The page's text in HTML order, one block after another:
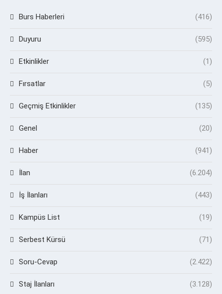
Burs Haberleri (416)
Duyuru (595)
Etkinlikler (1)
Fırsatlar (5)
Geçmiş Etkinlikler (135)
Genel (20)
Haber (941)
İlan (6.204)
İş İlanları (443)
Kampüs List (19)
Serbest Kürsü (71)
Soru-Cevap (2.422)
Staj İlanları (3.128)